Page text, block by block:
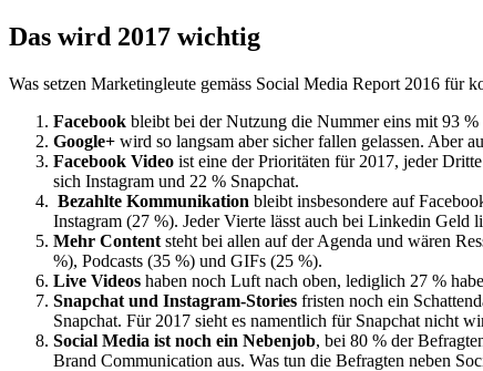
Das wird 2017 wichtig
Was setzen Marketingleute gemäss Social Media Report 2016 für
Facebook bleibt bei der Nutzung die Nummer eins mit 93
Google+ wird so langsam aber sicher fallen gelassen. Aber
Facebook Video ist eine der Prioritäten für 2017, jeder
sich Instagram und 22 % Snapchat.
Bezahlte Kommunikation bleibt insbesondere auf
Instagram (27 %). Jeder Vierte lässt auch bei Linkedin Geld
Mehr Content steht bei allen auf der Agenda und wären
%), Podcasts (35 %) und GIFs (25 %).
Live Videos haben noch Luft nach oben, lediglich 27 %
Snapchat und Instagram-Stories fristen noch ein
Snapchat. Für 2017 sieht es namentlich für Snapchat nicht
Social Media ist noch ein Nebenjob, bei 80 % der
Brand Communication aus. Was tun die Befragten neben